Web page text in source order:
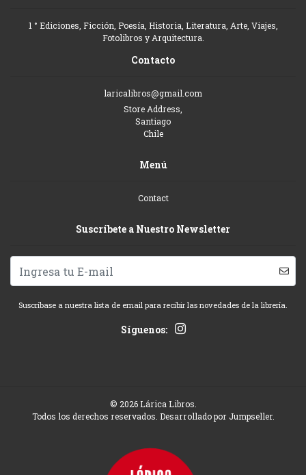
1 ° Ediciones, Ficción, Poesía, Historia, Literatura, Arte, Viajes,
Fotolibros y Arquitectura.
Contacto
laricalibros@gmail.com
Store Address,
Santiago
Chile
Menú
Contact
Suscríbete a Nuestro Newsletter
Suscríbase a nuestra lista de email para recibir las novedades de la librería.
Síguenos:
© 2026 Lárica Libros.
Todos los derechos reservados. Desarrollado por Jumpseller.